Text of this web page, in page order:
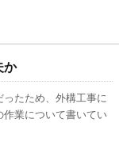
か
たため、外構工事に
作業について書いてい